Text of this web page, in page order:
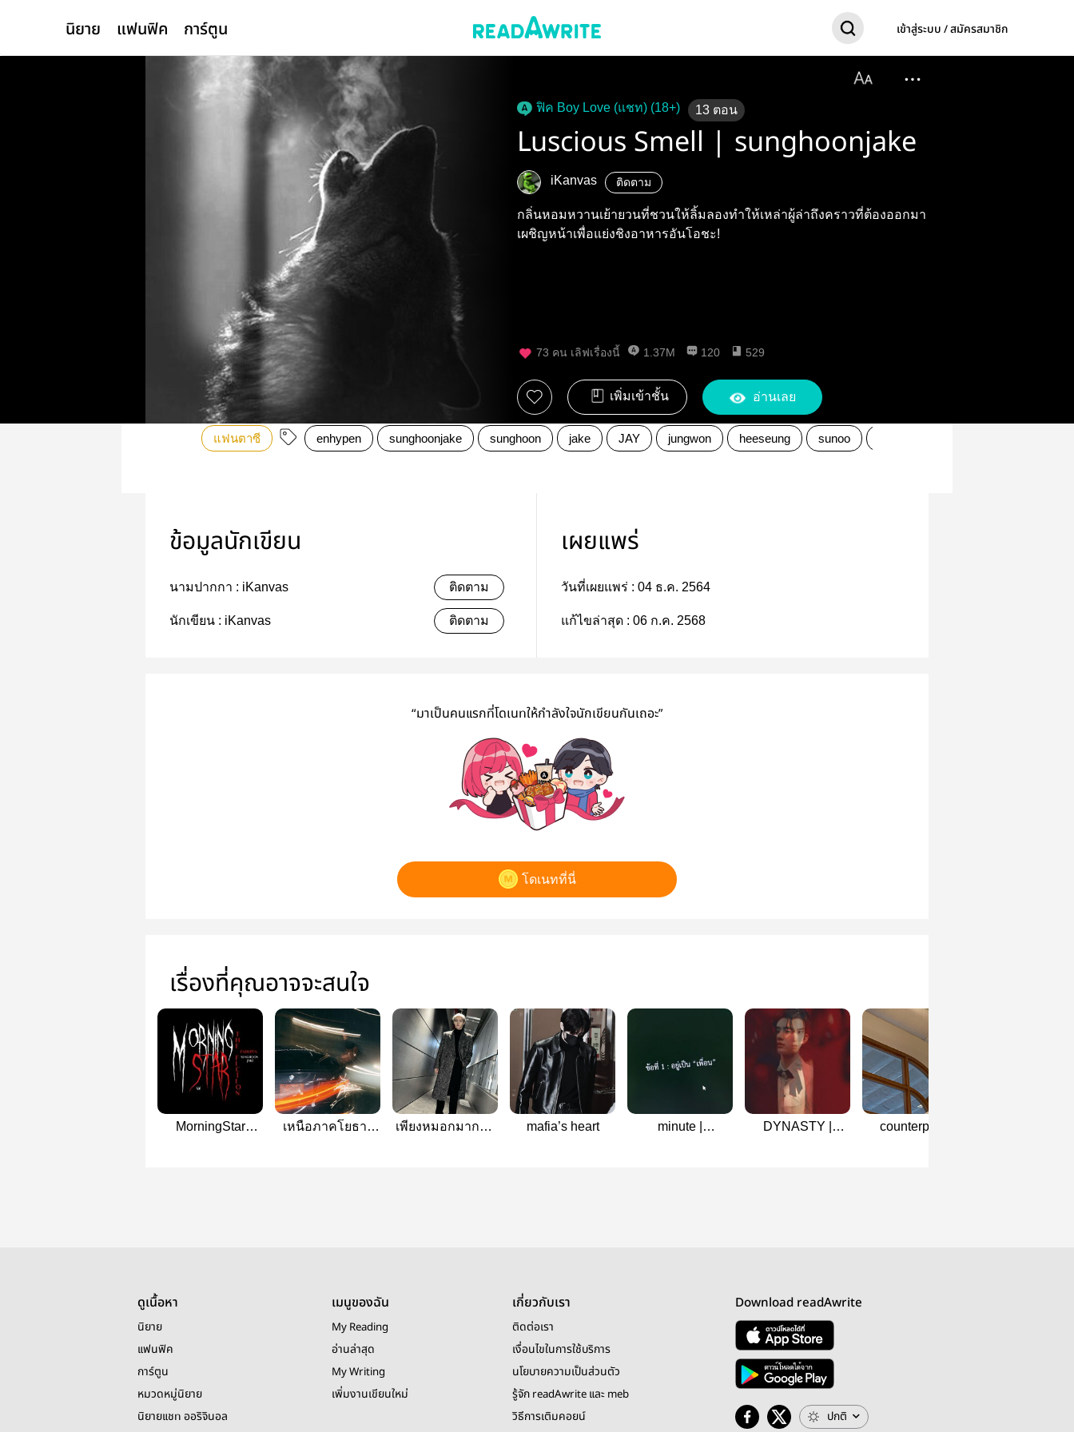
นิยาย แฟนฟิค การ์ตูน เข้าสู่ระบบ / สมัครสมาชิก
ฟิค Boy Love (แชท) (18+) 13 ตอน
Luscious Smell | sunghoonjake
iKanvas ติดตาม
กลิ่นหอมหวานเย้ายวนที่ชวนให้ลิ้มลองทำให้เหล่าผู้ล่าถึงคราวที่ต้องออกมา
เผชิญหน้าเพื่อแย่งชิงอาหารอันโอชะ!
73 คน เลิฟเรื่องนี้ 1.37M 120 529
เพิ่มเข้าชั้น อ่านเลย
แฟนตาซี enhypen sunghoonjake sunghoon jake JAY jungwon heeseung sunoo
ข้อมูลนักเขียน
นามปากกา : iKanvas ติดตาม
นักเขียน : iKanvas ติดตาม
เผยแพร่
วันที่เผยแพร่ : 04 ธ.ค. 2564
แก้ไขล่าสุด : 06 ก.ค. 2568
“มาเป็นคนแรกที่โดเนทให้กำลังใจนักเขียนกันเถอะ”
โดเนทที่นี่
เรื่องที่คุณอาจจะสนใจ
MorningStar
เหนือภาคโยธา |
เพียงหมอกมากอด
mafia’s heart
minute |
DYNASTY |
counterpart -
ดูเนื้อหา
นิยาย
แฟนฟิค
การ์ตูน
หมวดหมู่นิยาย
นิยายแชท ออริจินอล
เมนูของฉัน
My Reading
อ่านล่าสุด
My Writing
เพิ่มงานเขียนใหม่
เกี่ยวกับเรา
ติดต่อเรา
เงื่อนไขในการใช้บริการ
นโยบายความเป็นส่วนตัว
รู้จัก readAwrite และ meb
วิธีการเติมคอยน์
Download readAwrite
ปกติ